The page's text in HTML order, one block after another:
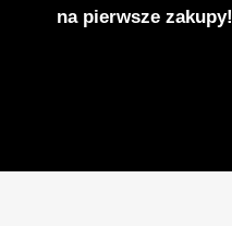
na pierwsze zakupy!